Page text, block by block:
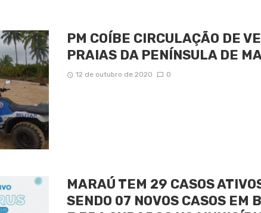
PM COÍBE CIRCULAÇÃO DE
PRAIAS DA PENÍNSULA DE
12 de outubro de 2020 0
MARAÚ TEM 29 CASOS
SENDO 07 NOVOS CASOS EM